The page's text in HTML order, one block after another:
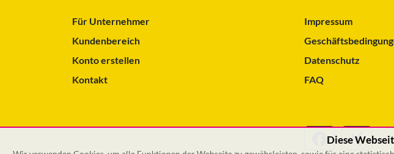
Für Unternehmer
Kundenbereich
Konto erstellen
Kontakt
Impressum
Datenschutz
FAQ
Diese